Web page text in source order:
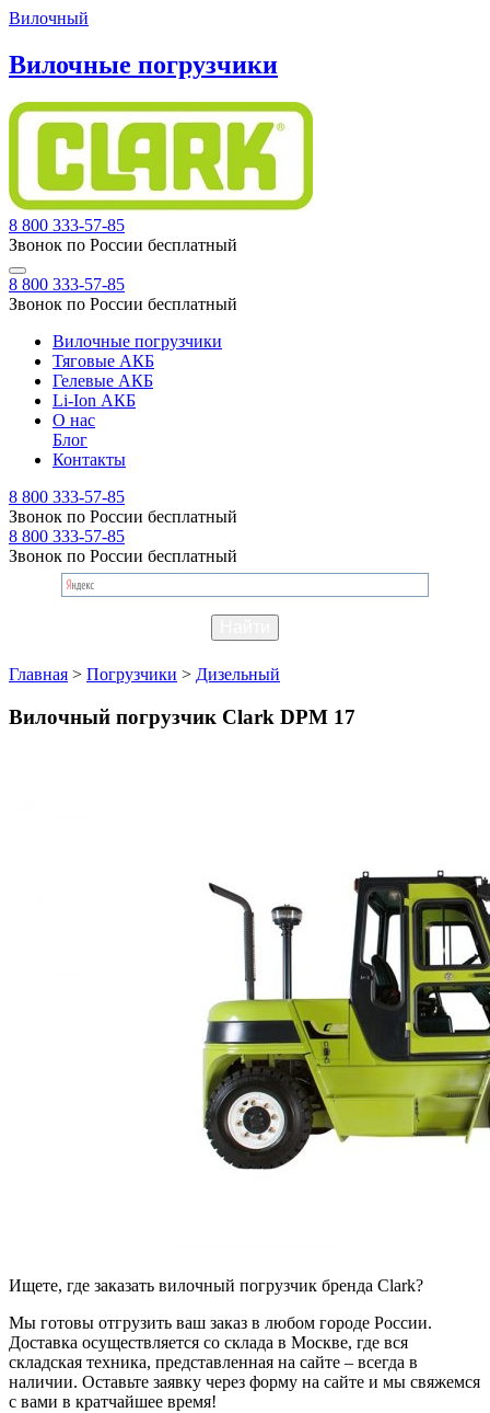
Вилочный
Вилочные погрузчики
8 800 333-57-85
Звонок по России бесплатный
8 800 333-57-85
Звонок по России бесплатный
Вилочные погрузчики
Тяговые АКБ
Гелевые АКБ
Li-Ion АКБ
О нас
Блог
Контакты
8 800 333-57-85
Звонок по России бесплатный
8 800 333-57-85
Звонок по России бесплатный
Главная > Погрузчики > Дизельный
Вилочный погрузчик Clark DPM 17
Ищете, где заказать вилочный погрузчик бренда Clark?
Мы готовы отгрузить ваш заказ в любом городе России.
Доставка осуществляется со склада в Москве, где вся
складская техника, представленная на сайте – всегда в
наличии. Оставьте заявку через форму на сайте и мы свяжемся
с вами в кратчайшее время!